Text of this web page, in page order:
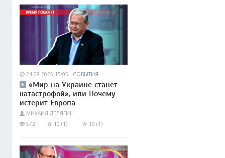
24.08.2025 15:05 СОБЫТИЯ
«Мир на Украине станет
катастрофой», или Почему
истерит Европа
МИХАИЛ ДЕЛЯГИН
572
10 (1) 10 (1)